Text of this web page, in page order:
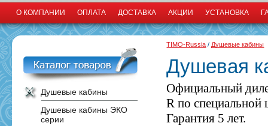
О КОМПАНИИ ОПЛАТА ДОСТАВКА АКЦИИ УСТАНОВКА
Душевые кабины
Душевые кабины ЭКО
серии
TIMO-Russia / Душевые кабины
Душевая
Официальный
R по
Гарантия 5 лет.